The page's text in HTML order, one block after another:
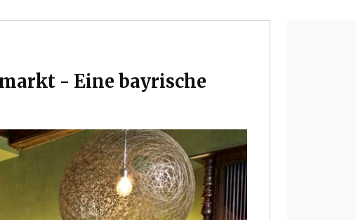
- Eine bayrische